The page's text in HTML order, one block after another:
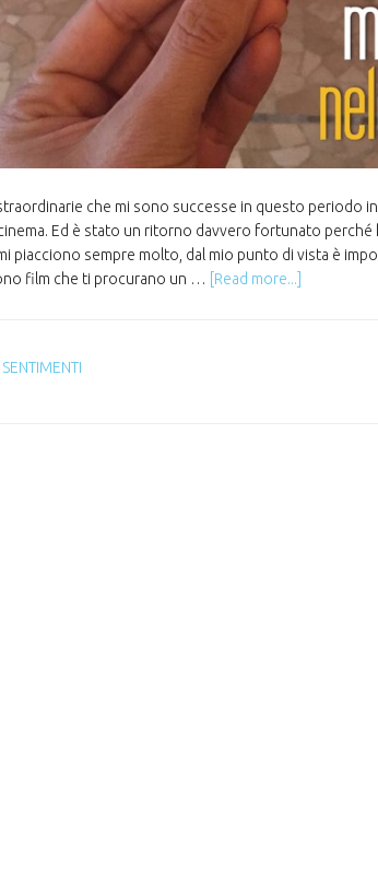
che mi sono successe in questo periodo
Ed è stato un ritorno davvero fortunato perché
piacciono sempre molto, dal mio punto di vista è
film che ti procurano un …
[Read more...]
SENTIMENTI